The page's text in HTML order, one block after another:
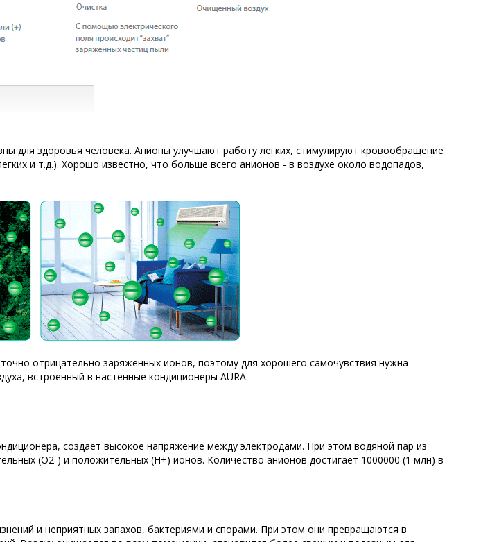
для здоровья человека. Анионы улучшают работу легких, стимулируют кровообращение
и т.д.). Хорошо известно, что больше всего анионов - в воздухе около водопадов,
отрицательно заряженных ионов, поэтому для хорошего самочувствия нужна
встроенный в настенные кондиционеры AURA.
создает высокое напряжение между электродами. При этом водяной пар из
(О2-) и положительных (Н+) ионов. Количество анионов достигает 1000000 (1 млн) в
и неприятных запахов, бактериями и спорами. При этом они превращаются в